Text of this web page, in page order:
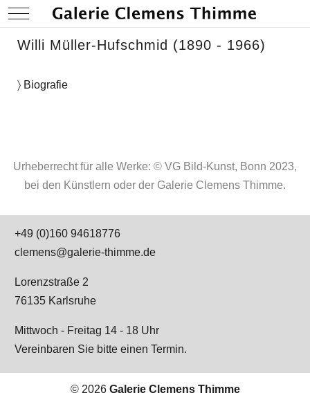
Mobile Menu Toggle
Willi Müller-Hufschmid (1890 - 1966)
〉 Biografie
Urheberrecht für alle Werke: © VG Bild-Kunst, Bonn 2023,
bei den Künstlern oder der Galerie Clemens Thimme.
+49 (0)160 94618776
clemens@galerie-thimme.de
Lorenzstraße 2
76135 Karlsruhe
Mittwoch - Freitag 14 - 18 Uhr
Vereinbaren Sie bitte einen Termin.
© 2026 Galerie Clemens Thimme